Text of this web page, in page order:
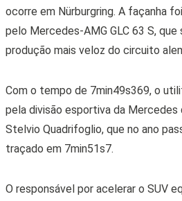
ocorre em Nürburgring. A façanha
pelo Mercedes-AMG GLC 63 S, que
produção mais veloz do circuito
Com o tempo de 7min49s369, o
pela divisão esportiva da
Stelvio Quadrifoglio, que no ano
traçado em 7min51s7.
O responsável por acelerar o SUV